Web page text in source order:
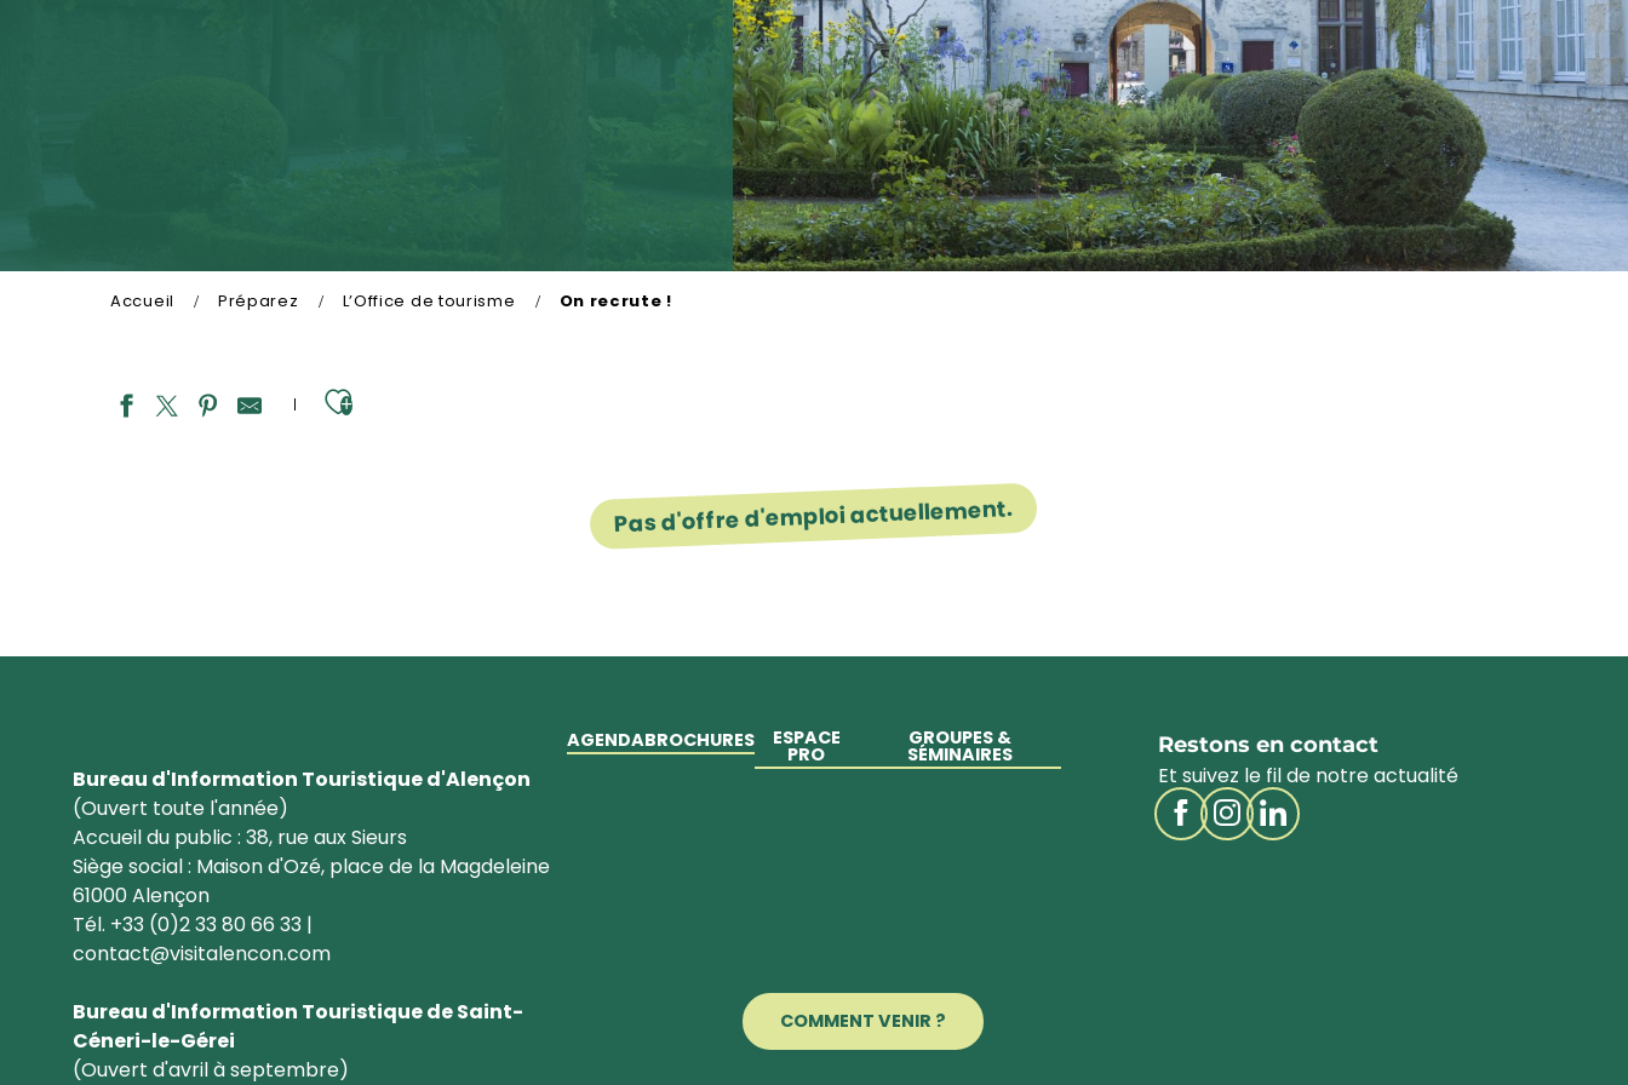
Accueil Préparez L’Office de tourisme On recrute !
Ajouter aux favoris
Pas d'offre d'emploi actuellement.
Bureau d'Information Touristique d'Alençon
(Ouvert toute l'année)
Accueil du public : 38, rue aux Sieurs
Siège social : Maison d'Ozé, place de la Magdeleine
61000 Alençon
Tél. +33 (0)2 33 80 66 33 |
contact@visitalencon.com
Bureau d'Information Touristique de Saint-
Céneri-le-Gérei
(Ouvert d'avril à septembre)
COMMENT VENIR ?
AGENDABROCHURES ESPACE
PRO
GROUPES &
SÉMINAIRES Restons en contact
Et suivez le fil de notre actualité